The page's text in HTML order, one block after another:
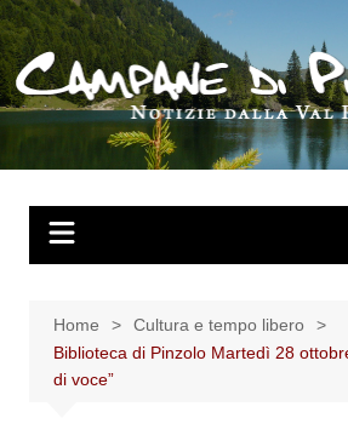
Salta
al
contenuto
Home
Cultura e tempo libero
Biblioteca di Pinzolo Martedì 28
di voce”